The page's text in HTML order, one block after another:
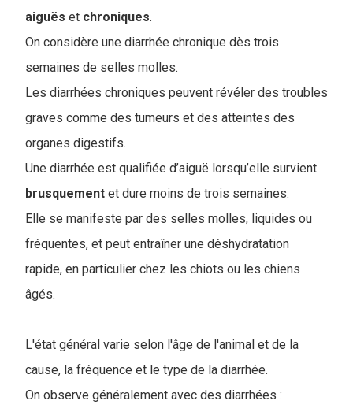
aiguës et chroniques.
On considère une diarrhée chronique dès trois
semaines de selles molles.
Les diarrhées chroniques peuvent révéler des troubles
graves comme des tumeurs et des atteintes des
organes digestifs.
Une diarrhée est qualifiée d’aiguë lorsqu’elle survient
brusquement et dure moins de trois semaines.
Elle se manifeste par des selles molles, liquides ou
fréquentes, et peut entraîner une déshydratation
rapide, en particulier chez les chiots ou les chiens
âgés.
L'état général varie selon l'âge de l'animal et de la
cause, la fréquence et le type de la diarrhée.
On observe généralement avec des diarrhées :